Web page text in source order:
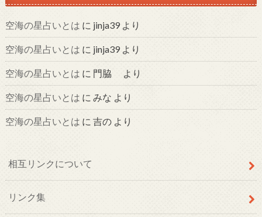
空海の星占いとは に jinja39より
空海の星占いとは に jinja39より
空海の星占いとは に 門脇 より
空海の星占いとは に みな より
空海の星占いとは に 吉のより
相互リンクについて
リンク集